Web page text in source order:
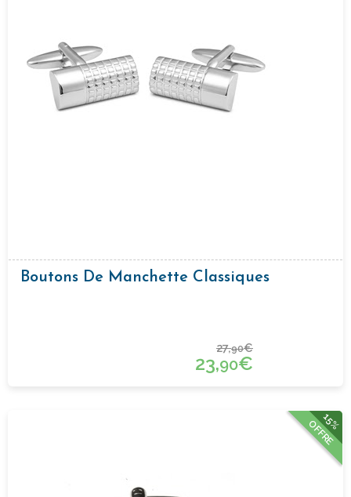
Boutons De Manchette Classiques
27,90€
23,90€
15%
OFFRE